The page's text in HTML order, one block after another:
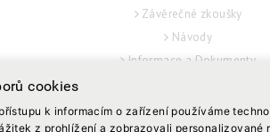
Závěrečné zkoušky
Návody
Informace a Dokumenty
cookies
k informacím o zařízení používáme
z prohlížení a zobrazovali personalizované